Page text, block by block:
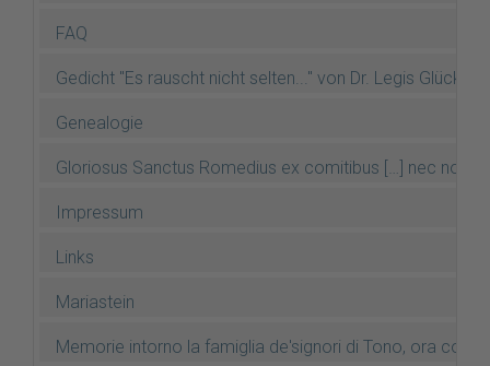
FAQ
Gedicht "Es rauscht nicht selten..." von Dr. Legis
Genealogie
Gloriosus Sanctus Romedius ex comitibus […] nec non
Impressum
Links
Mariastein
Memorie intorno la famiglia de'signori di Tono, ora conti